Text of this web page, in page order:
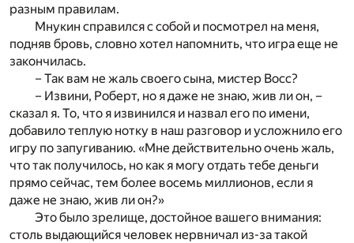
разным правилам.
Мнукин справился с собой и посмотрел на меня,
подняв бровь, словно хотел напомнить, что игра еще не
закончилась.
– Так вам не жаль своего сына, мистер Восс?
– Извини, Роберт, но я даже не знаю, жив ли он, –
сказал я. То, что я извинился и назвал его по имени,
добавило теплую нотку в наш разговор и усложнило его
игру по запугиванию. «Мне действительно очень жаль,
что так получилось, но как я могу отдать тебе деньги
прямо сейчас, тем более восемь миллионов, если я
даже не знаю, жив ли он?»
Это было зрелище, достойное вашего внимания:
столь выдающийся человек нервничал из-за такой